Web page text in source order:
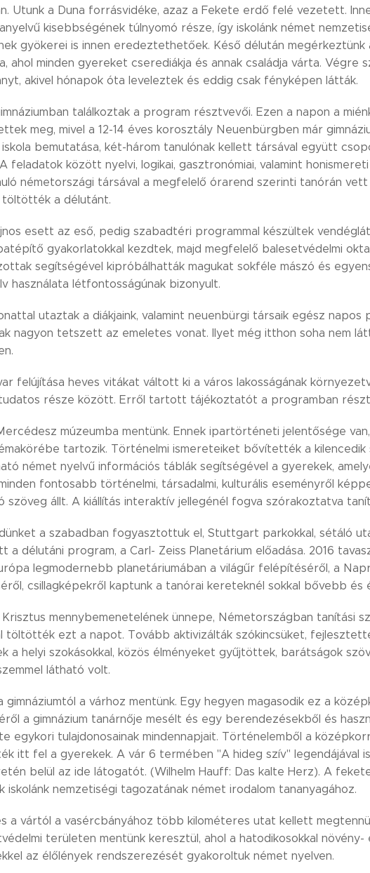
Utunk a Duna forrásvidéke, azaz a Fekete erdő felé vezetett.
kisebbségének túlnyomó része, így iskolánk német
gyökerei is innen eredeztethetőek. Késő délután megérkeztünk
ahol minden gyereket cserediákja és annak családja várta. Végre
akivel hónapok óta leveleztek és eddig csak fényképen látták.
találkoztak a program résztvevői. Ezen a napon a
meg, mivel a 12-14 éves korosztály Neuenbürgben már
bemutatása, két-három tanulónak kellett társával együtt
feladatok között nyelvi, logikai, gasztronómiai, valamint
németországi társával a megfelelő órarend szerinti tanórán
töltötték a délutánt.
esett az eső, pedig szabadtéri programmal készültek
gyakorlatokkal kezdtek, majd megfelelő balesetvédelmi
segítségével kipróbálhatták magukat sokféle mászó és
használata létfontosságúnak bizonyult.
utaztak a diákjaink, valamint neuenbürgi társaik egész
nagyon tetszett az emeletes vonat. Ilyet még itthon soha nem
felújítása heves vitákat váltott ki a város lakosságának
része között. Erről tartott tájékoztatót a programban
múzeumba mentünk. Ennek ipartörténeti jelentősége
tartozik. Történelmi ismereteiket bővítették a
német nyelvű információs táblák segítségével a gyerekek,
fontosabb történelmi, társadalmi, kulturális eseményről
szöveg állt. A kiállítás interaktív jellegénél fogva szórakoztatva
a szabadban fogyasztottuk el, Stuttgart parkokkal, sétáló
a délutáni program, a Carl- Zeiss Planetárium előadása. 2016
legmodernebb planetáriumában a világűr felépítéséről, a
csillagképekről kaptunk a tanórai kereteknél sokkal bővebb
mennybemenetelének ünnepe, Németországban tanítási
töltötték ezt a napot. Tovább aktivizálták szókincsüket,
a helyi szokásokkal, közös élményeket gyűjtöttek, barátságok
látható volt.
gimnáziumtól a várhoz mentünk. Egy hegyen magasodik ez a
a gimnázium tanárnője mesélt és egy berendezésekből és
egykori tulajdonosainak mindennapjait. Történelemből a
itt fel a gyerekek. A vár 6 termében "A hideg szív" legendájával
belül az ide látogatót. (Wilhelm Hauff: Das kalte Herz). A
iskolánk nemzetiségi tagozatának német irodalom tananyagához.
a vártól a vasércbányához több kilométeres utat kellett
területen mentünk keresztül, ahol a hatodikosokkal növény-
az élőlények rendszerezését gyakoroltuk német nyelven.